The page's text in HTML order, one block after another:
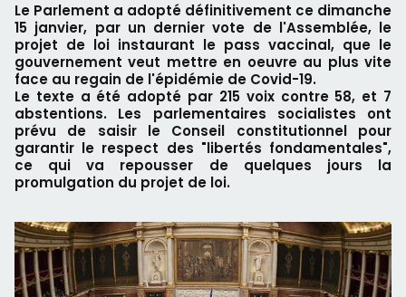
Le Parlement a adopté définitivement ce dimanche
15 janvier, par un dernier vote de l'Assemblée, le
projet de loi instaurant le pass vaccinal, que le
gouvernement veut mettre en oeuvre au plus vite
face au regain de l'épidémie de Covid-19.
Le texte a été adopté par 215 voix contre 58, et 7
abstentions. Les parlementaires socialistes ont
prévu de saisir le Conseil constitutionnel pour
garantir le respect des "libertés fondamentales",
ce qui va repousser de quelques jours la
promulgation du projet de loi.